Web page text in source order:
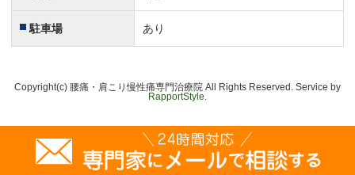
駐車場 あり
Copyright(c) 腰痛・肩こり慢性痛専門治療院 All Rights Reserved. Service by
RapportStyle